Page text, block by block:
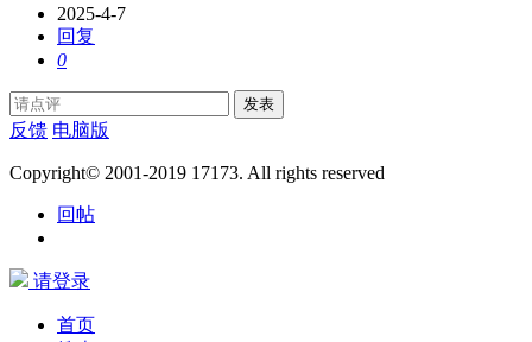
2025-4-7
回复
0
发表
反馈 电脑版
Copyright© 2001-2019 17173. All rights reserved
回帖
请登录
首页